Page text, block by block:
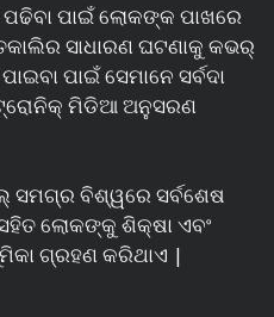
ପାଇଁ ଲୋକଙ୍କ ପାଖରେ
ସାଧାରଣ ଘଟଣାକୁ କଭର୍
ପାଇଁ ସେମାନେ ସର୍ବଦା
ମିଡିଆ ଅନୁସରଣ
ସମଗ୍ର ବିଶ୍ୱରେ ସର୍ବଶେଷ
ଲୋକଙ୍କୁ ଶିକ୍ଷା ଏବଂ
ଗ୍ରହଣ କରିଥାଏ |